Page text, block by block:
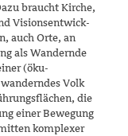
braucht Kirche,
Visions­ent­wick­
auch Orte, an
als Wandernde
(öku­
Volk
die
einer Bewe­gung
komplexer